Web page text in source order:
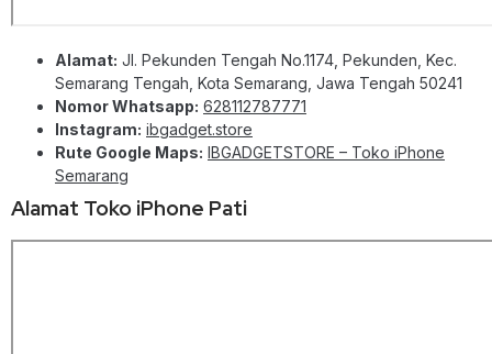
Alamat: Jl. Pekunden Tengah No.1174, Pekunden, Kec.
Semarang Tengah, Kota Semarang, Jawa Tengah 50241
Nomor Whatsapp: 628112787771
Instagram: ibgadget.store
Rute Google Maps: IBGADGETSTORE – Toko iPhone
Semarang
Alamat Toko iPhone Pati